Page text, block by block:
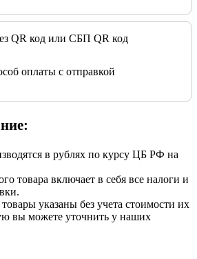
QR код или СБП QR код
оплаты с отправкой
в рублях по курсу ЦБ РФ на
товара включает в себя все налоги и
указаны без учета стоимости их
вы можете уточнить у наших